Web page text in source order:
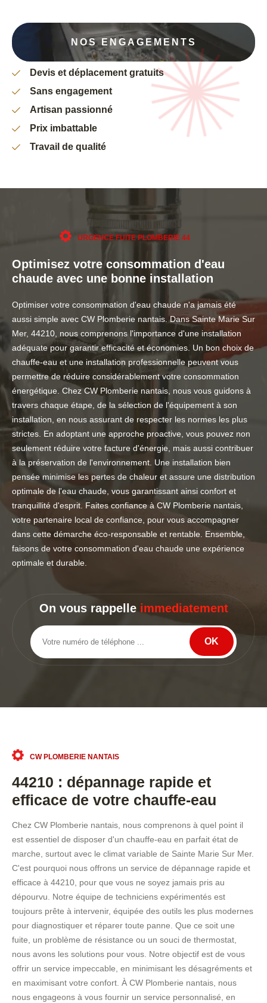
NOS ENGAGEMENTS
Devis et déplacement gratuits
Sans engagement
Artisan passionné
Prix imbattable
Travail de qualité
URGENCE FUITE PLOMBERIE 44
Optimisez votre consommation d'eau
chaude avec une bonne installation
Optimiser votre consommation d'eau chaude n'a jamais été
aussi simple avec CW Plomberie nantais. Dans Sainte Marie Sur
Mer, 44210, nous comprenons l'importance d'une installation
adéquate pour garantir efficacité et économies. Un bon choix de
chauffe-eau et une installation professionnelle peuvent vous
permettre de réduire considérablement votre consommation
énergétique. Chez CW Plomberie nantais, nous vous guidons à
travers chaque étape, de la sélection de l'équipement à son
installation, en nous assurant de respecter les normes les plus
strictes. En adoptant une approche proactive, vous pouvez non
seulement réduire votre facture d'énergie, mais aussi contribuer
à la préservation de l'environnement. Une installation bien
pensée minimise les pertes de chaleur et assure une distribution
optimale de l'eau chaude, vous garantissant ainsi confort et
tranquillité d'esprit. Faites confiance à CW Plomberie nantais,
votre partenaire local de confiance, pour vous accompagner
dans cette démarche éco-responsable et rentable. Ensemble,
faisons de votre consommation d'eau chaude une expérience
optimale et durable.
On vous rappelle immediatement
CW PLOMBERIE NANTAIS
44210 : dépannage rapide et
efficace de votre chauffe-eau
Chez CW Plomberie nantais, nous comprenons à quel point il
est essentiel de disposer d'un chauffe-eau en parfait état de
marche, surtout avec le climat variable de Sainte Marie Sur Mer.
C'est pourquoi nous offrons un service de dépannage rapide et
efficace à 44210, pour que vous ne soyez jamais pris au
dépourvu. Notre équipe de techniciens expérimentés est
toujours prête à intervenir, équipée des outils les plus modernes
pour diagnostiquer et réparer toute panne. Que ce soit une
fuite, un problème de résistance ou un souci de thermostat,
nous avons les solutions pour vous. Notre objectif est de vous
offrir un service impeccable, en minimisant les désagréments et
en maximisant votre confort. À CW Plomberie nantais, nous
nous engageons à vous fournir un service personnalisé, en